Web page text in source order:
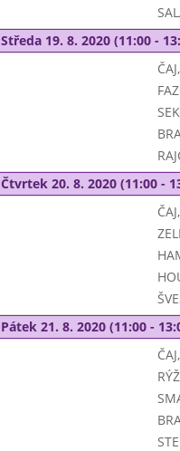
Středa 19. 8. 2020 (11:00 -
Čtvrtek 20. 8. 2020 (11:00 -
Pátek 21. 8. 2020 (11:00 -